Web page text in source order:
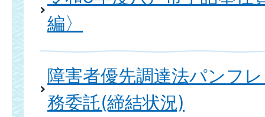
編〉
障害者優先調達法パンフ
務委託(締結状況)